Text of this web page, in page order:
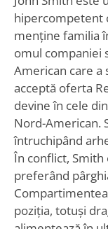
hipercompetent
menține familia
omul companiei
American care a
acceptă oferta
devine în cele
Nord-American.
întruchipând
În conflict, Smith
preferând
poziția, totuși